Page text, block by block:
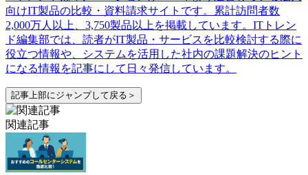
向けIT製品の比較・資料請求サイトです。累計訪問者数
2,000万人以上、3,750製品以上を掲載しています。ITトレン
ド編集部では、読者がIT製品・サービスを比較検討する際に
役立つ情報や、システムを活用した社内の課題解決のヒント
になる情報を記事にして日々発信しています。
記事上部にジャンプして戻る＞
関連記事